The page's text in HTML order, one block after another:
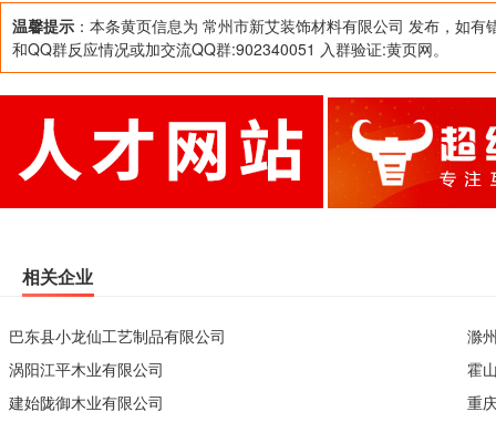
温馨提示 ：本条黄页信息为 常州市新艾装饰材料有限公司 发布，如有
和QQ群反应情况或加交流QQ群:902340051 入群验证:黄页网。
相关企业
巴东县小龙仙工艺制品有限公司
涡阳江平木业有限公司
建始陇御木业有限公司
滁
霍
重